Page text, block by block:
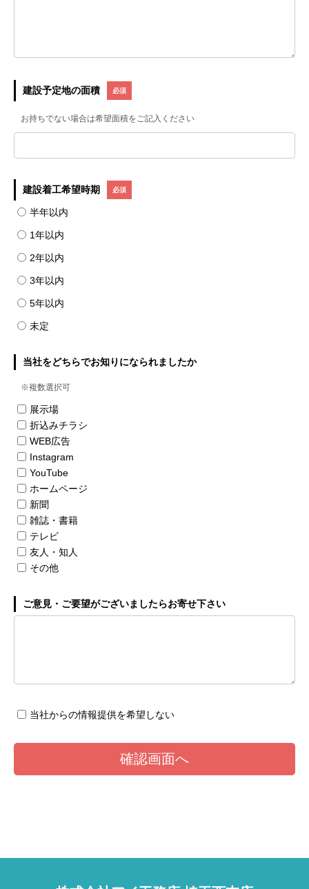
建設予定地の面積
お持ちでない場合は希望面積をご記入ください
建設着工希望時期
半年以内
1年以内
2年以内
3年以内
5年以内
未定
当社をどちらでお知りになられましたか
※複数選択可
展示場
折込みチラシ
WEB広告
Instagram
YouTube
ホームページ
新聞
雑誌・書籍
テレビ
友人・知人
その他
ご意見・ご要望がございましたらお寄せ下さい
当社からの情報提供を希望しない